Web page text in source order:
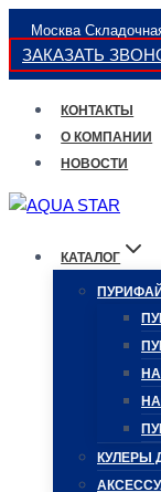
Перейти
содержимому
Москва
ЗАКАЗАТЬ
КОНТАКТЫ
О КОМПАНИИ
НОВОСТИ
КАТАЛОГ
КУЛЕРЫ